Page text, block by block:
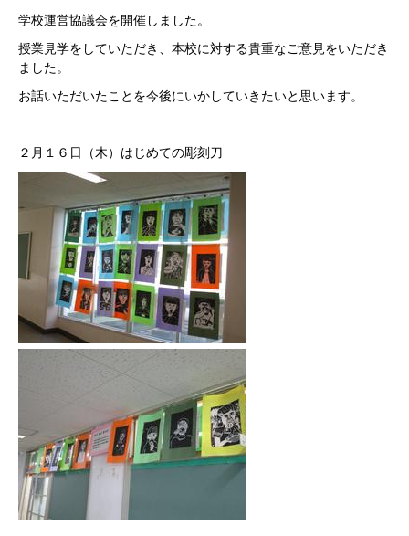
学校運営協議会を開催しました。
授業見学をしていただき、本校に対する貴重なご意見をいただき
ました。
お話いただいたことを今後にいかしていきたいと思います。
２月１６日（木）はじめての彫刻刀